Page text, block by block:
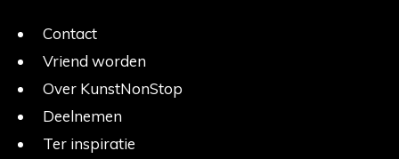
Contact
Vriend worden
Over KunstNonStop
Deelnemen
Ter inspiratie